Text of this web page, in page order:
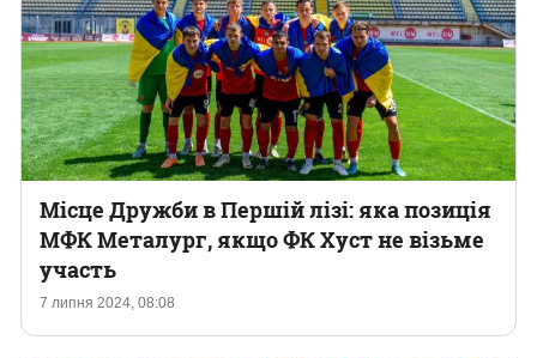
7 липня 2024, 08:08
Місце Дружби в Першій лізі: яка позиція
МФК Металург, якщо ФК Хуст не візьме
участь